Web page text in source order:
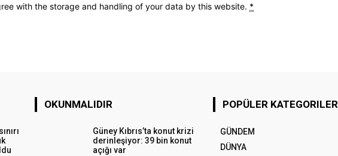
with the storage and handling of your data by this website. *
OKUNMALIDIR
Güney Kıbrıs’ta konut krizi
derinleşiyor: 39 bin konut
açığı var
POPÜLER KATEGORILER
GÜNDEM
DÜNYA